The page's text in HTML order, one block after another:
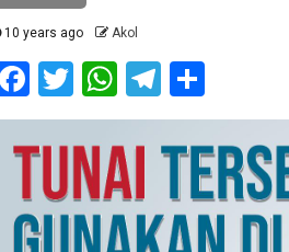
10 years ago Akol
Facebook
Twitter
WhatsApp
Telegram